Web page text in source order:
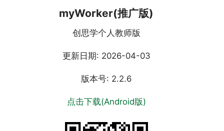
myWorker(推广版)
创思学个人教师版
更新日期: 2026-04-03
版本号: 2.2.6
点击下载(Android版)